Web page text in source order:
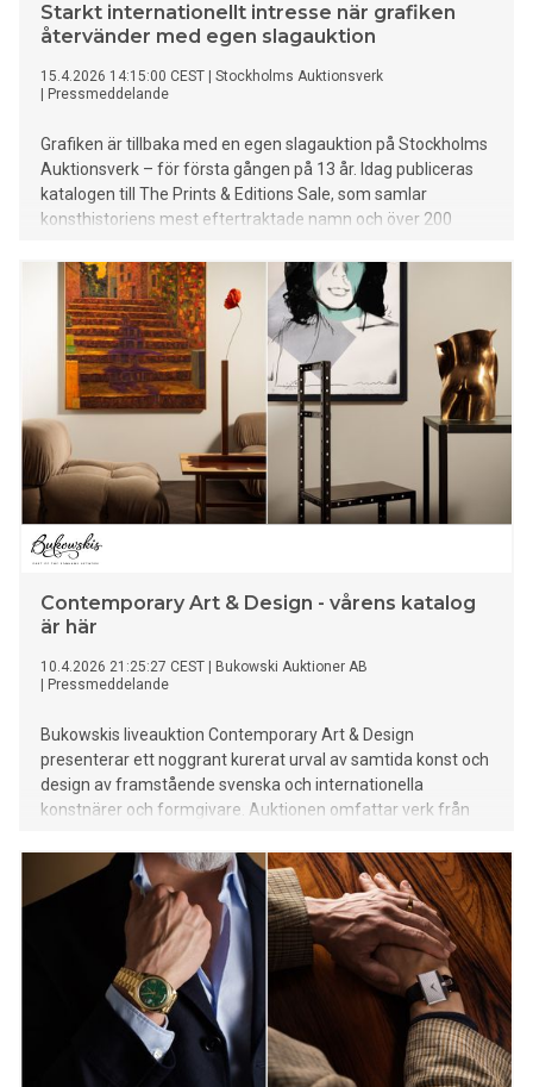
Starkt internationellt intresse när grafiken
återvänder med egen slagauktion
15.4.2026 14:15:00 CEST
Stockholms Auktionsverk
Pressmeddelande
Grafiken är tillbaka med en egen slagauktion på Stockholms
Auktionsverk – för första gången på 13 år. Idag publiceras
katalogen till The Prints & Editions Sale, som samlar
konsthistoriens mest eftertraktade namn och över 200
Contemporary Art & Design - vårens katalog
är här
10.4.2026 21:25:27 CEST
Bukowski Auktioner AB
Pressmeddelande
Bukowskis liveauktion Contemporary Art & Design
presenterar ett noggrant kurerat urval av samtida konst och
design av framstående svenska och internationella
konstnärer och formgivare. Auktionen omfattar verk från
betydande bredd vad gäller uttryck, material och
konstnärliga perspektiv.